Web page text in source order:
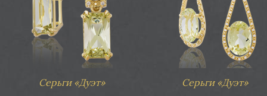
Серьги «Дуэт» Серьги «Дуэт»